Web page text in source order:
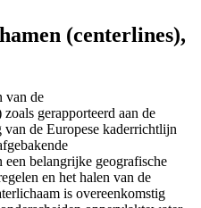
(centerlines),
van de
gerapporteerd aan de
de Europese kaderrichtlijn
belangrijke geografische
en het halen van de
is overeenkomstig